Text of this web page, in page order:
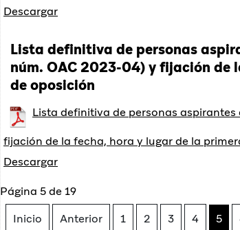
Descargar
Lista definitiva de personas
núm. OAC 2023-04) y fijación de
de oposición
Lista definitiva de personas
fijación de la fecha, hora y lugar de la
Descargar
Página 5 de 19
Inicio
Anterior 1 2 3 4 5